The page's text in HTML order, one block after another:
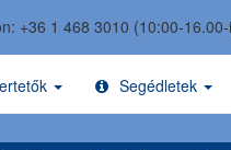
+36 1 468 3010 (10:00-
Segédletek